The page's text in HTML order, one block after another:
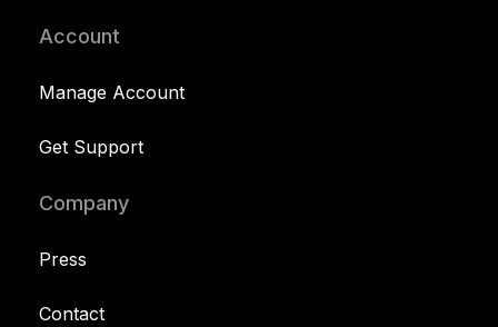
Account
Manage Account
Get Support
Company
Press
Contact